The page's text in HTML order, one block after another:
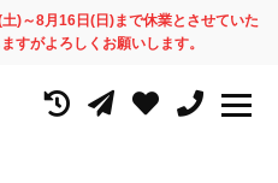
)～8月16日(日)まで休業とさせていた
すがよろしくお願いします。